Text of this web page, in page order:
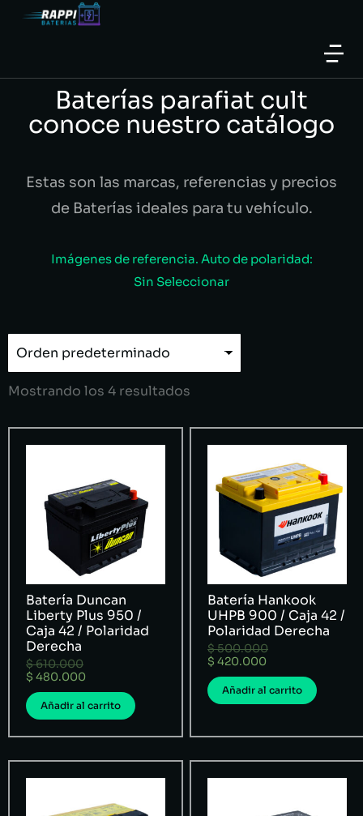
Baterías parafiat cult
conoce nuestro catálogo
Estas son las marcas, referencias y precios
de Baterías ideales para tu vehículo.
Imágenes de referencia. Auto de polaridad:
Sin Seleccionar
Mostrando los 4 resultados
Batería Duncan
Liberty Plus 950 /
Caja 42 / Polaridad
Derecha
$610.000
$ 480.000
Añadir al carrito
Batería Hankook
UHPB 900 / Caja 42 /
Polaridad Derecha
$500.000
$ 420.000
Añadir al carrito